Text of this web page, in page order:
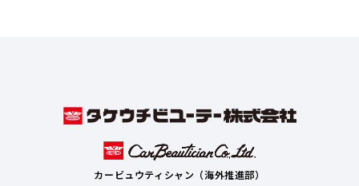
カービュウティシャン（海外推進部）